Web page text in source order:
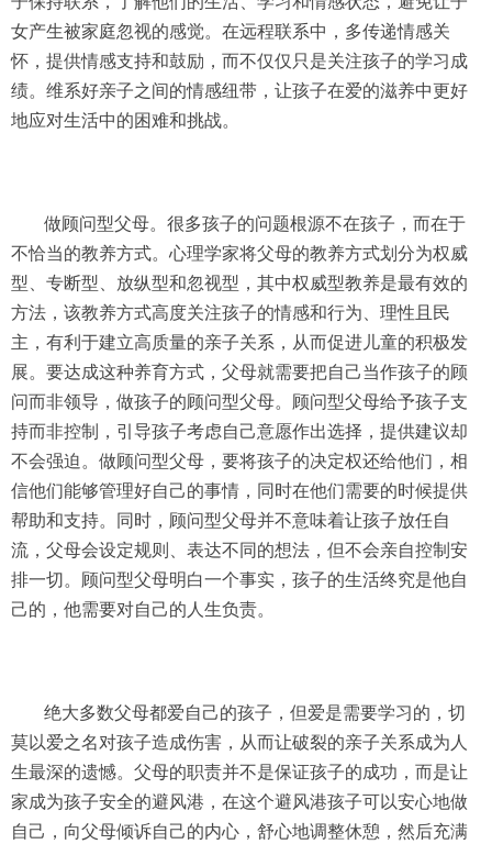
女产生被家庭忽视的感觉。在远程联系中，多传递情感关
怀，提供情感支持和鼓励，而不仅仅只是关注孩子的学习成
绩。维系好亲子之间的情感纽带，让孩子在爱的滋养中更好
地应对生活中的困难和挑战。
做顾问型父母。很多孩子的问题根源不在孩子，而在于
不恰当的教养方式。心理学家将父母的教养方式划分为权威
型、专断型、放纵型和忽视型，其中权威型教养是最有效的
方法，该教养方式高度关注孩子的情感和行为、理性且民
主，有利于建立高质量的亲子关系，从而促进儿童的积极发
展。要达成这种养育方式，父母就需要把自己当作孩子的顾
问而非领导，做孩子的顾问型父母。顾问型父母给予孩子支
持而非控制，引导孩子考虑自己意愿作出选择，提供建议却
不会强迫。做顾问型父母，要将孩子的决定权还给他们，相
信他们能够管理好自己的事情，同时在他们需要的时候提供
帮助和支持。同时，顾问型父母并不意味着让孩子放任自
流，父母会设定规则、表达不同的想法，但不会亲自控制安
排一切。顾问型父母明白一个事实，孩子的生活终究是他自
己的，他需要对自己的人生负责。
绝大多数父母都爱自己的孩子，但爱是需要学习的，切
莫以爱之名对孩子造成伤害，从而让破裂的亲子关系成为人
生最深的遗憾。父母的职责并不是保证孩子的成功，而是让
家成为孩子安全的避风港，在这个避风港孩子可以安心地做
自己，向父母倾诉自己的内心，舒心地调整休憩，然后充满